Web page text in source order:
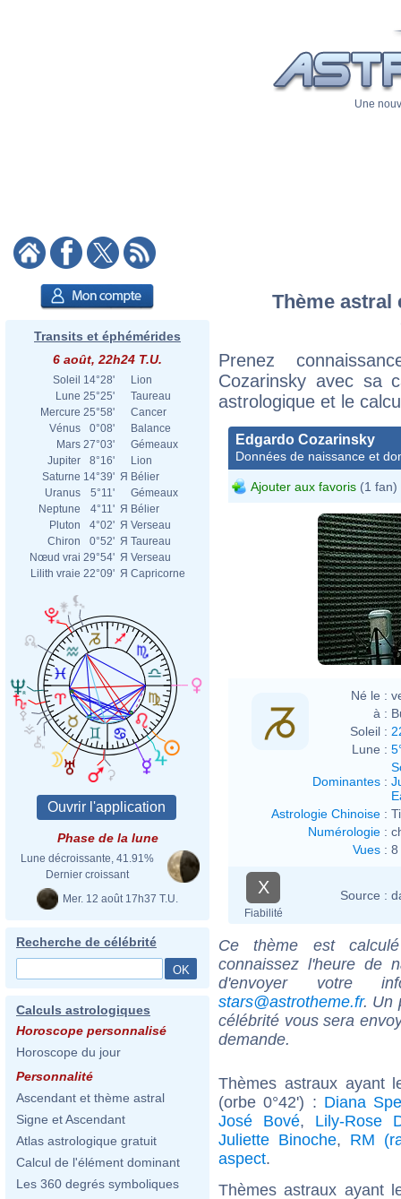
Une
Transits et éphémérides
6 août, 22h24 T.U.
Soleil 14°28'
Lion
Lune 25°25'
Taureau
Mercure 25°58'
Cancer
Vénus
0°08'
Balance
Mars 27°03'
Gémeaux
Jupiter
8°16'
Lion
Saturne 14°39' Я Bélier
Uranus
5°11'
Gémeaux
Neptune
4°11' Я Bélier
Pluton
4°02' Я Verseau
Chiron
0°52' Я Taureau
Nœud vrai 29°54' Я Verseau
Lilith vraie 22°09' Я Capricorne
Phase de la lune
Lune décroissante, 41.91%
Dernier croissant
Mer. 12 août 17h37 T.U.
Recherche de célébrité
Calculs astrologiques
Horoscope personnalisé
Horoscope du jour
Personnalité
Ascendant et thème astral
Signe et Ascendant
Atlas astrologique gratuit
Calcul de l'élément dominant
Les 360 degrés symboliques
Thème astral
Prenez
Cozarinsky avec sa
astrologique et le
Edgardo Cozarinsky
Données de naissance et
Ajouter aux favoris (1 fan)
Né le :
à :
Soleil :
Lune :
Dominantes :
Astrologie Chinoise :
Numérologie :
Vues : 8
X
Fiabilité
Source :
Ce thème est
connaissez l'heure de
d'envoyer votre
stars@astrotheme.fr. Un
célébrité vous sera
demande.
Thèmes astraux ayant
(orbe 0°42') : Diana
José Bové, Lily-Rose
Juliette Binoche, RM
aspect.
Thèmes astraux ayant